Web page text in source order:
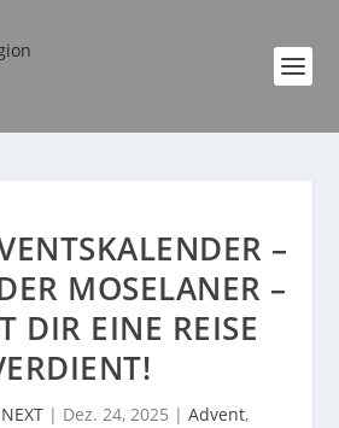
–
MOSELANER –
DIR EINE REISE
NEXT| Dez. 24, 2025 | Advent,